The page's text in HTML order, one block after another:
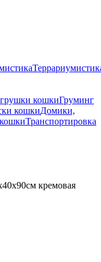
кошкиГруминг
кошкиДомики,
Транспортировка
кремовая